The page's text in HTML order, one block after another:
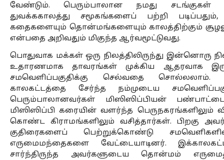
வேண்டும். பெரும்பாலான நமது சடங்குகள்
துவக்ககாலத்து சமூகங்களைப் பற்றி
கதைகளையும் தொன்மங்களையும் காலத்திற்கும்
என்பதை அறிவதும் மிகுந்த ஆர்வமூட்டுவது.
பொதுவாக மக்கள் ஒரு நிலத்திலிருந்து இன்னொரு
உதாரணமாக தாவரங்கள் முக்கிய ஆதரவாக
சமவெளிப்பகுதிக்கு செல்வதை சொல்லலாம்.
காலகட்டத்தை சேர்ந்த நம்முடைய
பெரும்பாலானவர்கள் மிஸிஸிப்பியன்
மிஸிஸிப்பி கரையின் வளர்ந்த பெருநகரங்களிலும்
கொண்ட கிராமங்களிலும் வசித்தார்கள். பிறகு
குதிரைகளைப் பெற்றுக்கொண்டு
எருமைமந்தைகளை வேட்டையாடினர்.
சார்ந்திருந்த அவர்களுடைய தொன்மம்